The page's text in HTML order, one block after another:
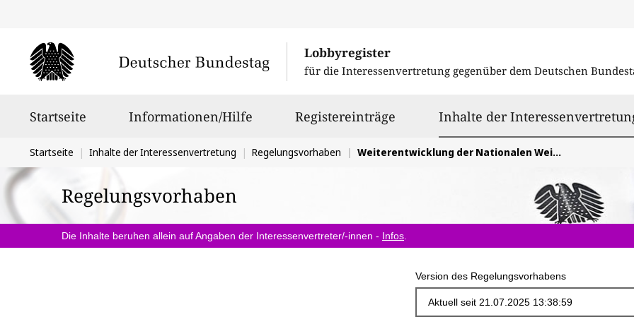
Lobbyregister
für die Interessenvertretung gegenüber dem Deutschen
Startseite Informationen/Hilfe Registereinträge Inhalte der
Sie
befinden
sich
hier:
Startseite Inhalte der Interessenvertretung Regelungsvorhaben Weiterentwicklung der Nationalen Weiterbildungsstrategie und Reform der Weiterbildungsförderung
Regelungsvorhaben
Die Inhalte beruhen allein auf Angaben der Interessenvertreter/-innen - Infos
Version des Regelungsvorhabens